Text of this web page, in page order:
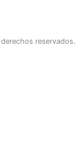
reservados.